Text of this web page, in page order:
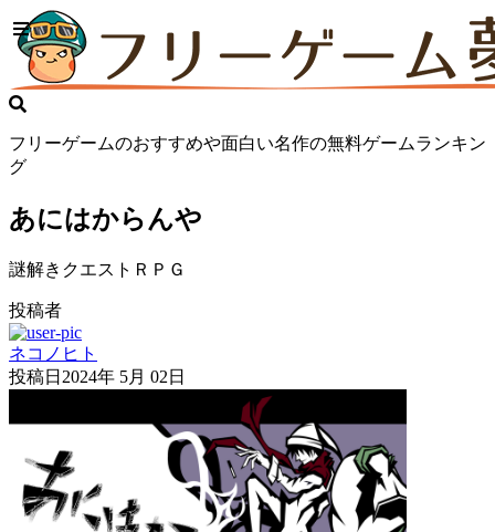
フリーゲームのおすすめや面白い名作の無料ゲームランキン
グ
あにはからんや
謎解きクエストＲＰＧ
投稿者
ネコノヒト
投稿日 2024年 5月 02日